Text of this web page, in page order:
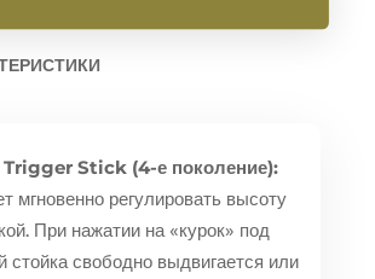
Trigger Stick (4-е поколение):
мгновенно регулировать высоту
При нажатии на «курок» под
стойка свободно выдвигается или